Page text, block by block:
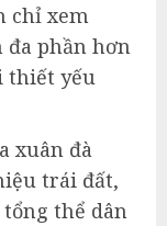
chỉ xem
đa phần hơn
thiết yếu
xuân đà
trái đất,
thể dân